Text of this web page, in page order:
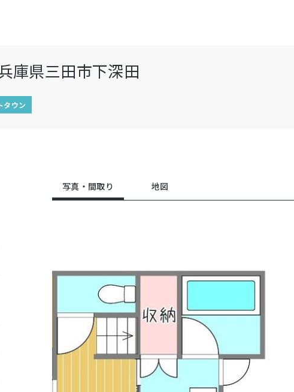
庫県三田市下深田
タウン
写真・間取り 地図